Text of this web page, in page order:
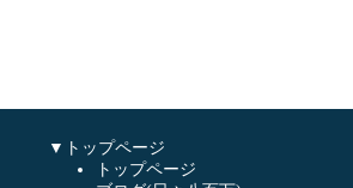
▼トップページ
トップページ